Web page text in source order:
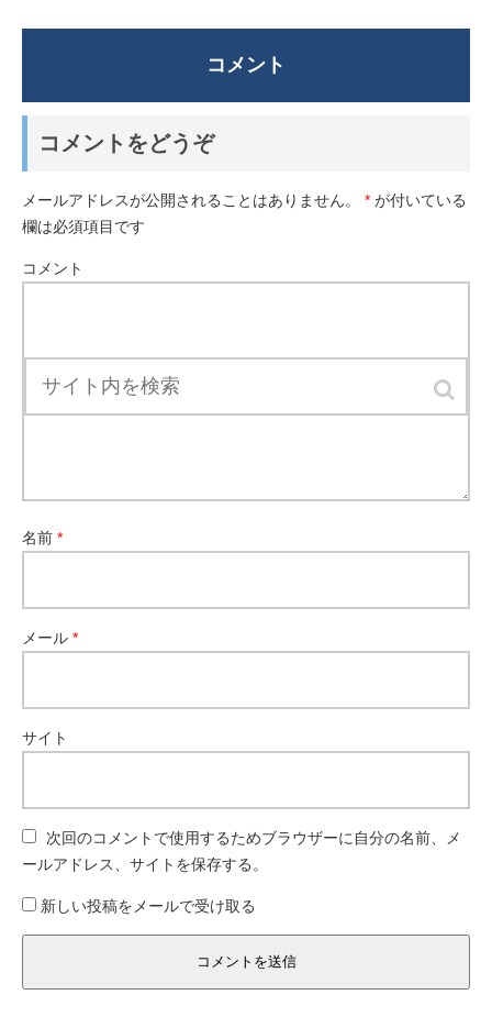
コメント
コメントをどうぞ
メールアドレスが公開されることはありません。 * が付いている
欄は必須項目です
コメント
名前 *
メール *
サイト
次回のコメントで使用するためブラウザーに自分の名前、メ
ールアドレス、サイトを保存する。
新しい投稿をメールで受け取る